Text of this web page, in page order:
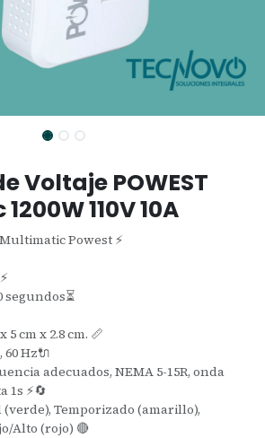
Voltaje POWEST
110V 10A
Powest ⚡
segundos⏳
5 cm x 2.8 cm. 📏
60 Hz🔌
adecuados, NEMA 5-15R, onda
⚡🔄
Temporizado (amarillo),
Alto (rojo) 🔴